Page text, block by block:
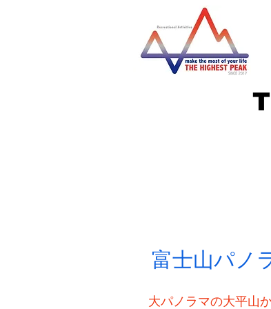
富士山パノ
大パノラマの大平山